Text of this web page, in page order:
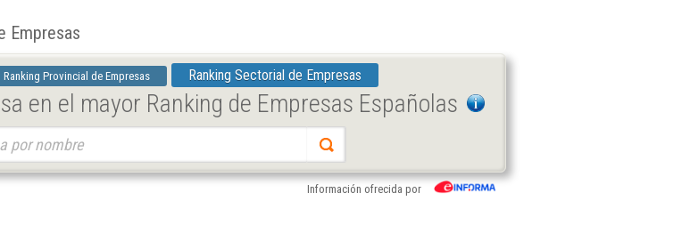
Empresas
Ranking Provincial de Empresas Ranking Sectorial de Empresas
en el mayor Ranking de Empresas Españolas
Información ofrecida por